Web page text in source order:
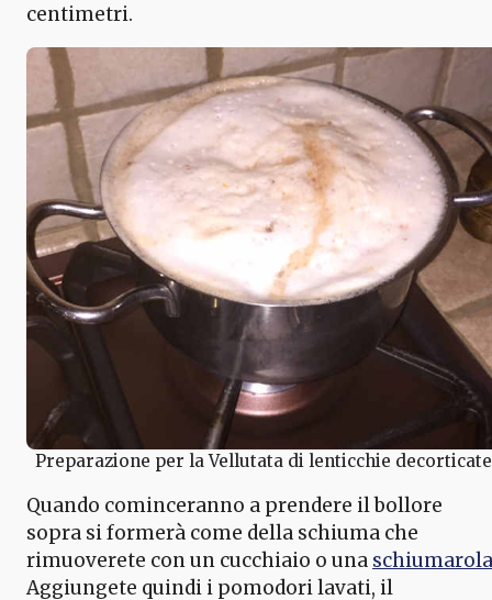
centimetri.
Preparazione per la Vellutata di lenticchie decorticate
Quando cominceranno a prendere il bollore
sopra si formerà come della schiuma che
rimuoverete con un cucchiaio o una schiumarola
Aggiungete quindi i pomodori lavati, il